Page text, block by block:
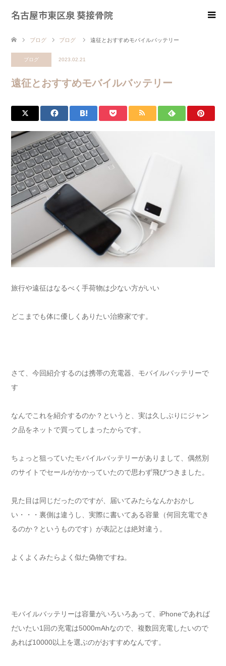
名古屋市東区泉 葵接骨院
ブログ ブログ 遠征とおすすめモバイルバッテリー
ブログ 2023.02.21
遠征とおすすめモバイルバッテリー
旅行や遠征はなるべく手荷物は少ない方がいい
どこまでも体に優しくありたい治療家です。
さて、今回紹介するのは携帯の充電器、モバイルバッテリーで
す
なんでこれを紹介するのか？というと、実は久しぶりにジャン
ク品をネットで買ってしまったからです。
ちょっと狙っていたモバイルバッテリーがありまして、偶然別
のサイトでセールがかかっていたので思わず飛びつきました。
見た目は同じだったのですが、届いてみたらなんかおかし
い・・・裏側は違うし、実際に書いてある容量（何回充電でき
るのか？というものです）が表記とは絶対違う。
よくよくみたらよく似た偽物ですね。
モバイルバッテリーは容量がいろいろあって、iPhoneであれば
だいたい1回の充電は5000mAhなので、複数回充電したいので
あれば10000以上を選ぶのがおすすめなんです。